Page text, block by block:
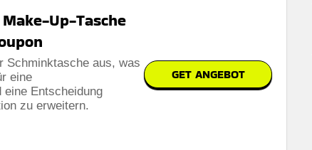
Up-Tasche
Schminktasche aus, was
eine
eine Entscheidung
zu erweitern.
GET ANGEBOT